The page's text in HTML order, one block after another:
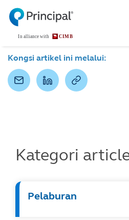
Skip
main
content
Kongsi artikel ini melalui:
Kategori
Pelaburan